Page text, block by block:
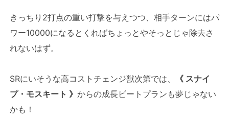
きっちり2打点の重い打撃を与えつつ、相手ターンにはパ
ワー10000になるとくればちょっとやそっとじゃ除去さ
れないはず。
SRにいそうな高コストチェンジ獣次第では、
《 スナイ
プ・モスキート 》 からの成長ビートプランも夢じゃない
かも！